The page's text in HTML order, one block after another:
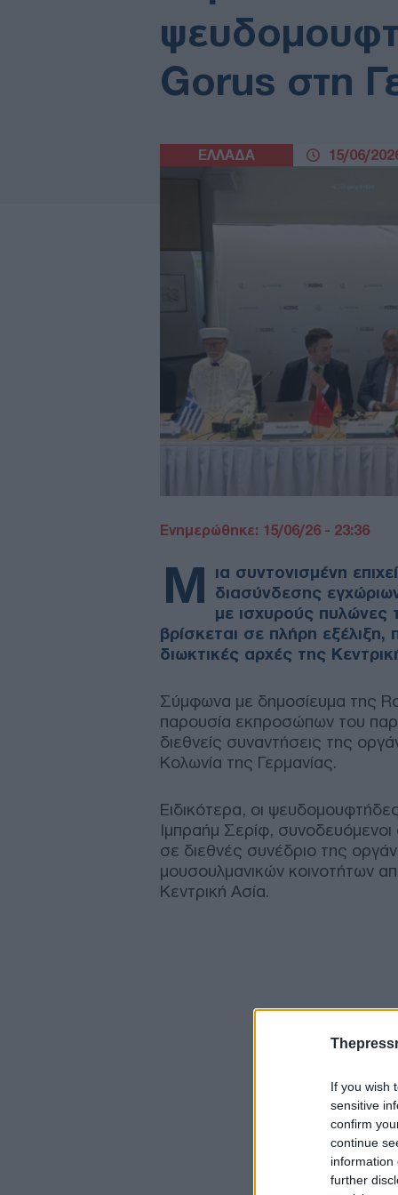
If you wish
sensitive
confirm
continue
information
further
Gorus στη
ΕΛΛΑΔΑ 15/06/
Ενημερώθηκε: 15/06/26 - 23:36
Μ
ια συντονισμένη
διασύνδεσης
με ισχυρούς πυλώνες
βρίσκεται σε πλήρη
διωκτικές αρχές της
Σύμφωνα με δημοσίευμα της
παρουσία εκπροσώπων του
διεθνείς συναντήσεις της
Κολωνία της Γερμανίας.
Ειδικότερα, οι
Ιμπραήμ Σερίφ,
σε διεθνές συνέδριο της
μουσουλμανικών κοινοτήτων
Κεντρική Ασία.